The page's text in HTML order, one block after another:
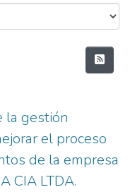
la gestión
el proceso
de la empresa
CIA LTDA.